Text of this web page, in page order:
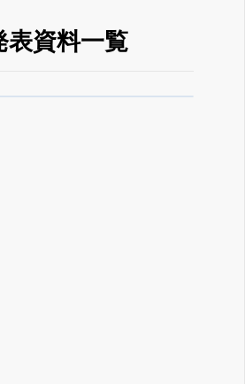
資料一覧